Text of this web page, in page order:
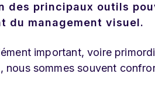
des principaux outils
du management visuel.
important, voire
sommes souvent